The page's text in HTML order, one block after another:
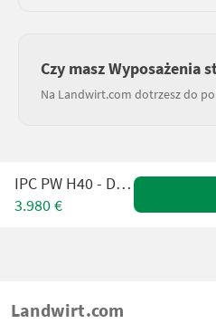
Czy masz Wyposażenia
Na Landwirt.com dotrzesz do
IPC PW H40 - D1915
3.980 €
Landwirt.com